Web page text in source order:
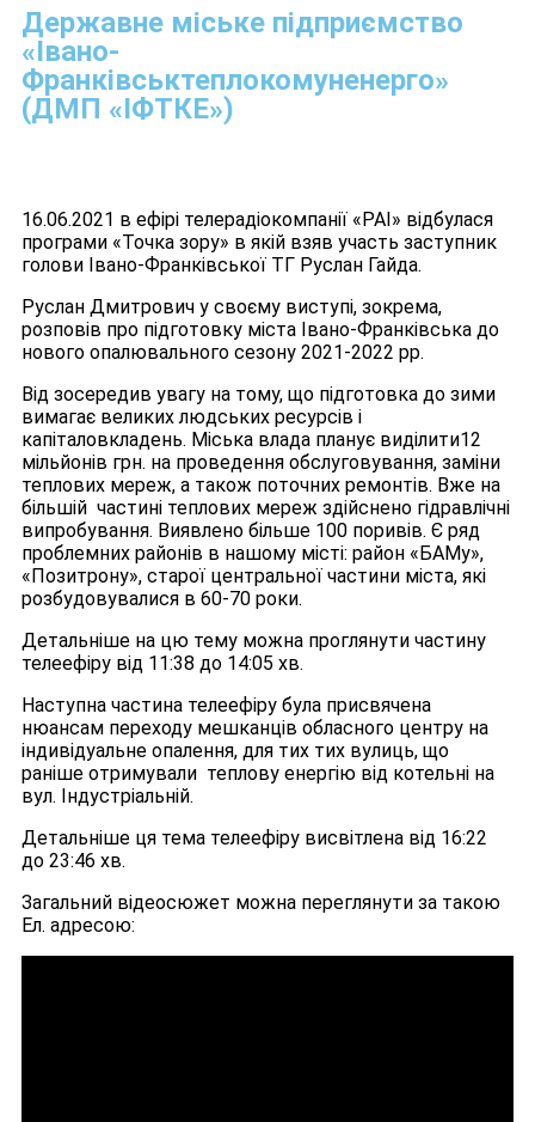
Державне міське підприємство
«Івано-
Франківськтеплокомуненерго»
(ДМП «ІФТКЕ»)
16.06.2021 в ефірі телерадіокомпанії «РАІ» відбулася
програми «Точка зору» в якій взяв участь заступник
голови Івано-Франківської ТГ Руслан Гайда.
Руслан Дмитрович у своєму виступі, зокрема,
розповів про підготовку міста Івано-Франківська до
нового опалювального сезону 2021-2022 рр.
Від зосередив увагу на тому, що підготовка до зими
вимагає великих людських ресурсів і
капіталовкладень. Міська влада планує виділити12
мільйонів грн. на проведення обслуговування, заміни
теплових мереж, а також поточних ремонтів. Вже на
більшій частині теплових мереж здійснено гідравлічні
випробування. Виявлено більше 100 поривів. Є ряд
проблемних районів в нашому місті: район «БАМу»,
«Позитрону», старої центральної частини міста, які
розбудовувалися в 60-70 роки.
Детальніше на цю тему можна проглянути частину
телеефіру від 11:38 до 14:05 хв.
Наступна частина телеефіру була присвячена
нюансам переходу мешканців обласного центру на
індивідуальне опалення, для тих тих вулиць, що
раніше отримували теплову енергію від котельні на
вул. Індустріальній.
Детальніше ця тема телеефіру висвітлена від 16:22
до 23:46 хв.
Загальний відеосюжет можна переглянути за такою
Ел. адресою: